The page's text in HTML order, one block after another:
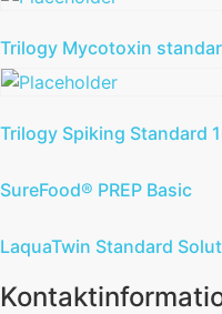
Trilogy Mycotoxin
Trilogy Spiking Standard
SureFood® PREP Basic
LaquaTwin Standard